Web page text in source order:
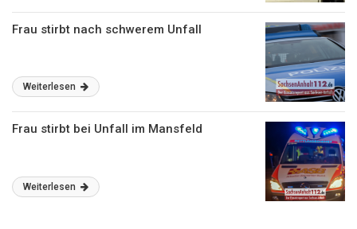
Frau stirbt nach schwerem Unfall
Weiterlesen
Frau stirbt bei Unfall im Mansfeld
Weiterlesen